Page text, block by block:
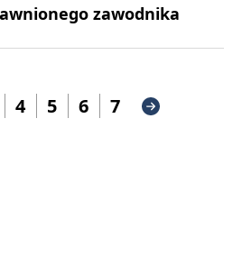
zawodnika
4 5 6 7